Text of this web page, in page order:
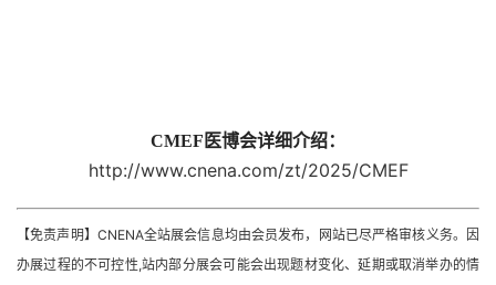
CMEF医博会详细介绍：
http://www.cnena.com/zt/2025/CMEF
【免责声明】CNENA全站展会信息均由会员发布，网站已尽严格审核义务。因
办展过程的不可控性,站内部分展会可能会出现题材变化、延期或取消举办的情